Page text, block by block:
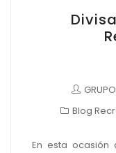
Blog
En esta